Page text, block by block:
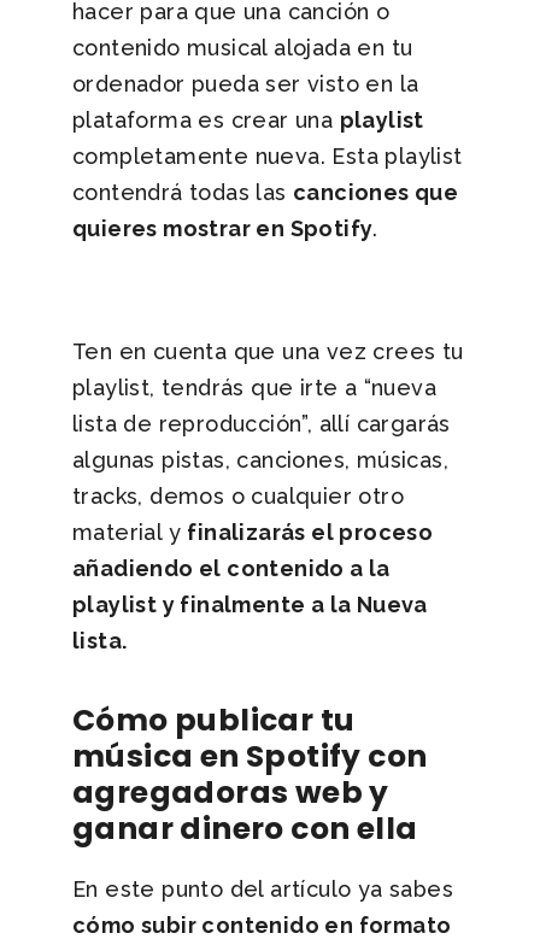
hacer para que una canción o
contenido musical alojada en tu
ordenador pueda ser visto en la
plataforma es crear una playlist
completamente nueva. Esta playlist
contendrá todas las canciones que
quieres mostrar en Spotify.
Ten en cuenta que una vez crees tu
playlist, tendrás que irte a “nueva
lista de reproducción”, allí cargarás
algunas pistas, canciones, músicas,
tracks, demos o cualquier otro
material y finalizarás el proceso
añadiendo el contenido a la
playlist y finalmente a la Nueva
lista.
Cómo publicar tu
música en Spotify con
agregadoras web y
ganar dinero con ella
En este punto del artículo ya sabes
cómo subir contenido en formato